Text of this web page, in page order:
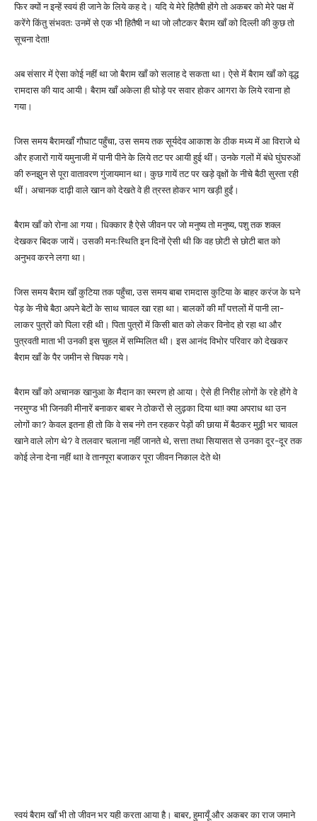
फिर क्यों न इन्हें स्वयं ही जाने के लिये कह दे। यदि ये मेरे हितैषी होंगे तो अकबर को मेरे पक्ष में
करेंगे किंतु संभवतः उनमें से एक भी हितैषी न था जो लौटकर बैराम खाँ को दिल्ली की कुछ तो
सूचना देता!
अब संसार में ऐसा कोई नहीं था जो बैराम खाँ को सलाह दे सकता था। ऐसे में बैराम खाँ को वृद्ध
रामदास की याद आयी। बैराम खाँ अकेला ही घोड़े पर सवार होकर आगरा के लिये रवाना हो
गया।
जिस समय बैरामखाँ गौघाट पहुँचा, उस समय तक सूर्यदेव आकाश के ठीक मध्य में आ विराजे थे
और हजारों गायें यमुनाजी में पानी पीने के लिये तट पर आयी हुई थीं। उनके गलों में बंधे घुंघरुओं
की रुनझुन से पूरा वातावरण गुंजायमान था। कुछ गायें तट पर खड़े वृक्षों के नीचे बैठी सुस्ता रही
थीं। अचानक दाढ़ी वाले खान को देखते वे ही त्रस्त होकर भाग खड़ी हुईं।
बैराम खाँ को रोना आ गया। धिक्कार है ऐसे जीवन पर जो मनुष्य तो मनुष्य, पशु तक शक्ल
देखकर बिदक जायें। उसकी मनःस्थिति इन दिनों ऐसी थी कि वह छोटी से छोटी बात को
अनुभव करने लगा था।
जिस समय बैराम खाँ कुटिया तक पहुँचा, उस समय बाबा रामदास कुटिया के बाहर करंज के घने
पेड़ के नीचे बैठा अपने बेटों के साथ चावल खा रहा था। बालकों की माँ पत्तलों में पानी ला-
लाकर पुत्रों को पिला रही थी। पिता पुत्रों में किसी बात को लेकर विनोद हो रहा था और
पुत्रवती माता भी उनकी इस चुहल में सम्मिलित थी। इस आनंद विभोर परिवार को देखकर
बैराम खाँ के पैर जमीन से चिपक गये।
बैराम खाँ को अचानक खानुआ के मैदान का स्मरण हो आया। ऐसे ही निरीह लोगों के रहे होंगे वे
नरमुण्ड भी जिनकी मीनारें बनाकर बाबर ने ठोकरों से लुढ़का दिया था! क्या अपराध था उन
लोगों का? केवल इतना ही तो कि वे सब नंगे तन रहकर पेड़ों की छाया में बैठकर मुठ्ठी भर चावल
खाने वाले लोग थे? वे तलवार चलाना नहीं जानते थे, सत्ता तथा सियासत से उनका दूर-दूर तक
कोई लेना देना नहीं था! वे तानपूरा बजाकर पूरा जीवन निकाल देते थे!
स्वयं बैराम खाँ भी तो जीवन भर यही करता आया है। बाबर, हुमायूँ और अकबर का राज जमाने